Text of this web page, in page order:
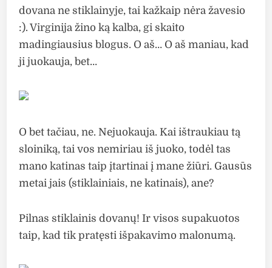
dovana ne stiklainyje, tai kažkaip nėra žavesio
:). Virginija žino ką kalba, gi skaito
madingiausius blogus. O aš… O aš maniau, kad
ji juokauja, bet…
O bet tačiau, ne. Nejuokauja. Kai ištraukiau tą
sloiniką, tai vos nemiriau iš juoko, todėl tas
mano katinas taip įtartinai į mane žiūri. Gausūs
metai jais (stiklainiais, ne katinais), ane?
Pilnas stiklainis dovanų! Ir visos supakuotos
taip, kad tik pratęsti išpakavimo malonumą.